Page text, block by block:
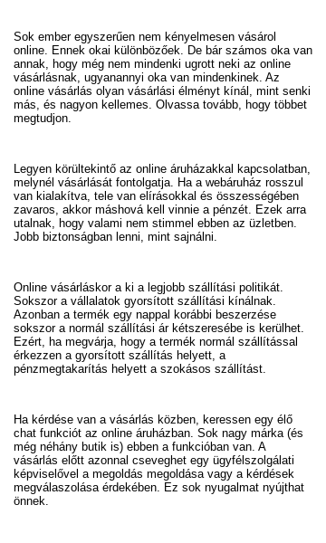
Sok ember egyszerűen nem kényelmesen vásárol
online. Ennek okai különbözőek. De bár számos oka van
annak, hogy még nem mindenki ugrott neki az online
vásárlásnak, ugyanannyi oka van mindenkinek. Az
online vásárlás olyan vásárlási élményt kínál, mint senki
más, és nagyon kellemes. Olvassa tovább, hogy többet
megtudjon.
Legyen körültekintő az online áruházakkal kapcsolatban,
melynél vásárlását fontolgatja. Ha a webáruház rosszul
van kialakítva, tele van elírásokkal és összességében
zavaros, akkor máshová kell vinnie a pénzét. Ezek arra
utalnak, hogy valami nem stimmel ebben az üzletben.
Jobb biztonságban lenni, mint sajnálni.
Online vásárláskor a ki a legjobb szállítási politikát.
Sokszor a vállalatok gyorsított szállítási kínálnak.
Azonban a termék egy nappal korábbi beszerzése
sokszor a normál szállítási ár kétszeresébe is kerülhet.
Ezért, ha megvárja, hogy a termék normál szállítással
érkezzen a gyorsított szállítás helyett, a
pénzmegtakarítás helyett a szokásos szállítást.
Ha kérdése van a vásárlás közben, keressen egy élő
chat funkciót az online áruházban. Sok nagy márka (és
még néhány butik is) ebben a funkcióban van. A
vásárlás előtt azonnal cseveghet egy ügyfélszolgálati
képviselővel a megoldás megoldása vagy a kérdések
megválaszolása érdekében. Ez sok nyugalmat nyújthat
önnek.